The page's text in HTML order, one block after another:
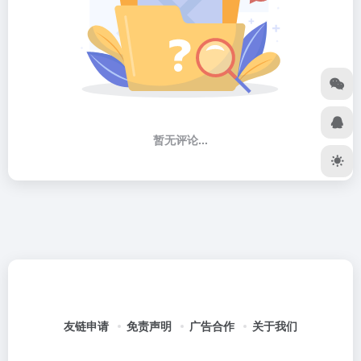
暂无评论...
友链申请 免责声明 广告合作 关于我们